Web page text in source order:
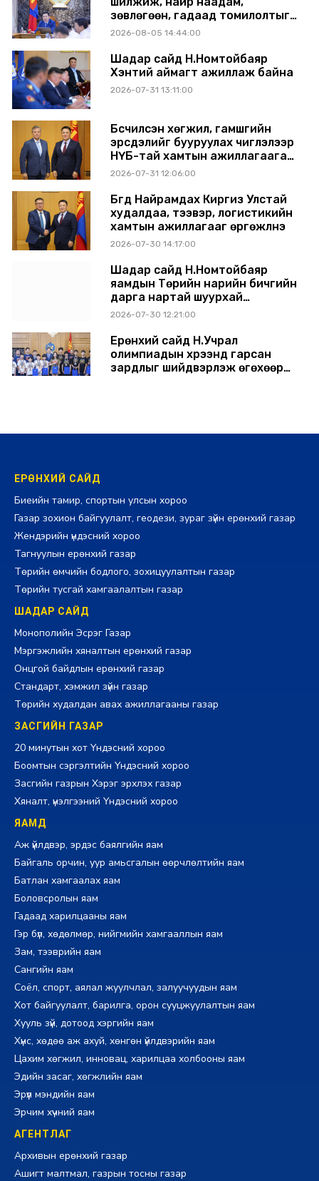
зөвлөгөөн, гадаад томилолтыг
хориглолоо
2026-08-05 14:44:00
Шадар сайд Н.Номтойбаяр
Хэнтий аймагт ажиллаж байна
2026-07-31 13:11:00
Бүсчилсэн хөгжил, гамшгийн
эрсдэлийг бууруулах чиглэлээр
НҮБ-тай хамтын ажиллагаагаа
өргөжүүлэхээр санал солилцлоо
2026-07-31 12:06:00
Бүгд Найрамдах Киргиз Улстай
худалдаа, тээвэр, логистикийн
хамтын ажиллагааг өргөжүүлнэ
2026-07-30 14:17:00
Шадар сайд Н.Номтойбаяр
яамдын Төрийн нарийн бичгийн
дарга нартай шуурхай
хуралдлаа
2026-07-30 12:21:00
Ерөнхий сайд Н.Учрал
олимпиадын хүрээнд гарсан
зардлыг шийдвэрлэж өгөхөөр
ЕРӨНХИЙ САЙД
Биеийн тамир, спортын улсын хороо
Газар зохион байгуулалт, геодези, зураг зүйн ерөнхий газар
Жендэрийн үндэсний хороо
Тагнуулын ерөнхий газар
Төрийн өмчийн бодлого, зохицуулалтын газар
Төрийн тусгай хамгаалалтын газар
ШАДАР САЙД
Монополийн Эсрэг Газар
Мэргэжлийн хяналтын ерөнхий газар
Онцгой байдлын ерөнхий газар
Стандарт, хэмжил зүйн газар
Төрийн худалдан авах ажиллагааны газар
ЗАСГИЙН ГАЗАР
20 минутын хот Үндэсний хороо
Боомтын сэргэлтийн Үндэсний хороо
Засгийн газрын Хэрэг эрхлэх газар
Хяналт, үнэлгээний Үндэсний хороо
ЯАМД
Аж үйлдвэр, эрдэс баялгийн яам
Байгаль орчин, уур амьсгалын өөрчлөлтийн яам
Батлан хамгаалах яам
Боловсролын яам
Гадаад харилцааны яам
Гэр бүл, хөдөлмөр, нийгмийн хамгааллын яам
Зам, тээврийн яам
Сангийн яам
Соёл, спорт, аялал жуулчлал, залуучуудын яам
Хот байгуулалт, барилга, орон сууцжуулалтын яам
Хууль зүй, дотоод хэргийн яам
Хүнс, хөдөө аж ахуй, хөнгөн үйлдвэрийн яам
Цахим хөгжил, инновац, харилцаа холбооны яам
Эдийн засаг, хөгжлийн яам
Эрүүл мэндийн яам
Эрчим хүчний яам
АГЕНТЛАГ
Архивын ерөнхий газар
Ашигт малтмал, газрын тосны газар